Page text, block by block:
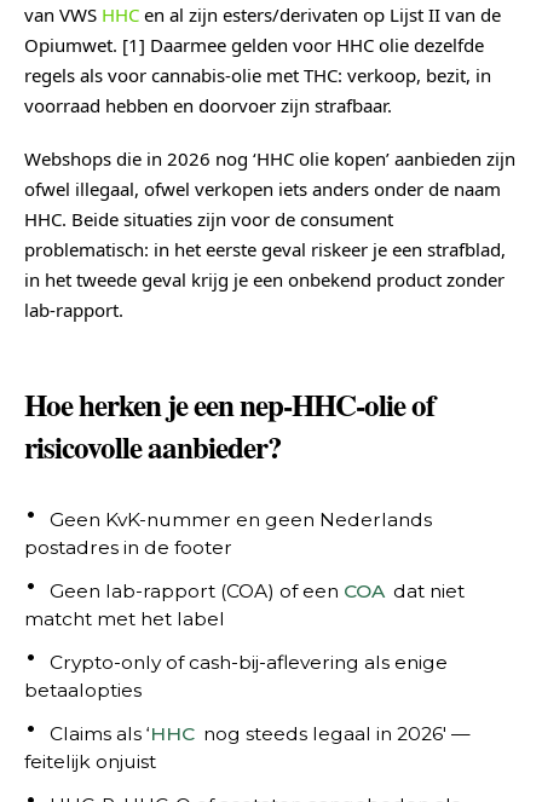
van VWS HHC en al zijn esters/derivaten op Lijst II van de
Opiumwet. [1] Daarmee gelden voor HHC olie dezelfde
regels als voor cannabis-olie met THC: verkoop, bezit, in
voorraad hebben en doorvoer zijn strafbaar.
Webshops die in 2026 nog ‘HHC olie kopen’ aanbieden zijn
ofwel illegaal, ofwel verkopen iets anders onder de naam
HHC. Beide situaties zijn voor de consument
problematisch: in het eerste geval riskeer je een strafblad,
in het tweede geval krijg je een onbekend product zonder
lab-rapport.
Hoe herken je een nep-HHC-olie of
risicovolle aanbieder?
Geen KvK-nummer en geen Nederlands
postadres in de footer
Geen lab-rapport (COA) of een COA dat niet
matcht met het label
Crypto-only of cash-bij-aflevering als enige
betaalopties
Claims als ‘HHC nog steeds legaal in 2026′ —
feitelijk onjuist